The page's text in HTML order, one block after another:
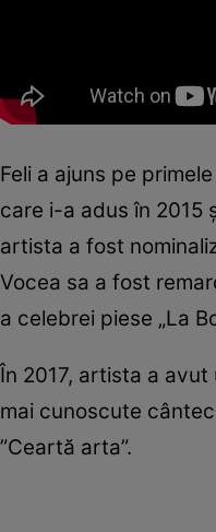
Feli a ajuns pe
care i-a adus în 2015
artista a fost
Vocea sa a fost
a celebrei piese „La
În 2017, artista a
mai cunoscute
”Ceartă arta”.